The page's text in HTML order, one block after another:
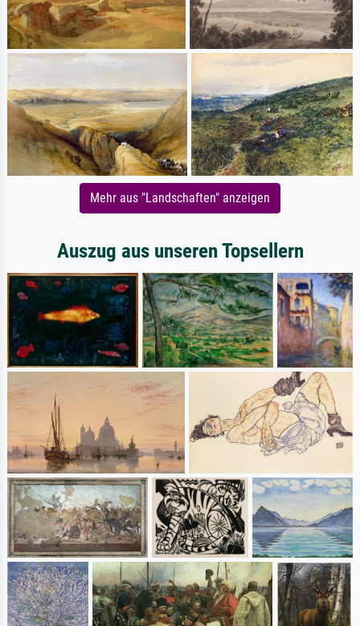
Mehr aus "Landschaften" anzeigen
Auszug aus unseren Topsellern